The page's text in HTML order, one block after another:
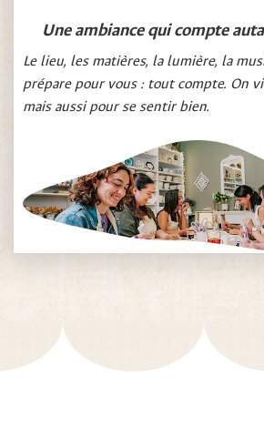
Une ambiance qui compte
Le lieu, les matières, la lumière, la
prépare pour vous : tout compte. On
mais aussi pour se sentir bien.